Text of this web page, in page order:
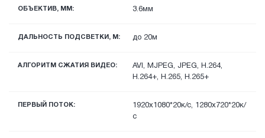
ОБЪЕКТИВ, ММ: 3.6мм
ДАЛЬНОСТЬ ПОДСВЕТКИ, М: до 20м
АЛГОРИТМ СЖАТИЯ ВИДЕО:
AVI, MJPEG, JPEG, H.264,
H.264+, H.265, H.265+
ПЕРВЫЙ ПОТОК:
1920х1080*20к/с, 1280х720*20к/
с